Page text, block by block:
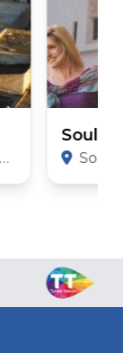
Soula